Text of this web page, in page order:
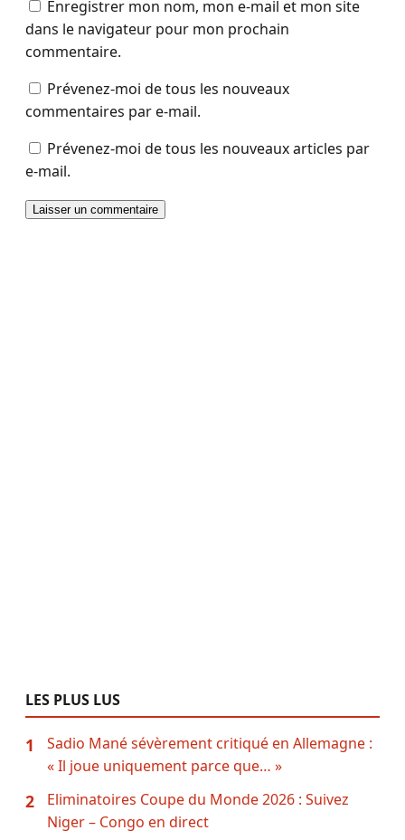
Enregistrer mon nom, mon e-mail et mon site
dans le navigateur pour mon prochain
commentaire.
Prévenez-moi de tous les nouveaux
commentaires par e-mail.
Prévenez-moi de tous les nouveaux articles par
e-mail.
LES PLUS LUS
1
Sadio Mané sévèrement critiqué en Allemagne :
« Il joue uniquement parce que… »
2
Eliminatoires Coupe du Monde 2026 : Suivez
Niger – Congo en direct